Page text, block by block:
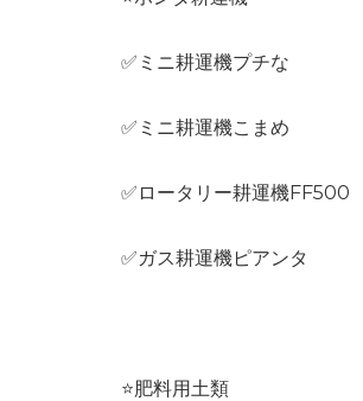
✅ミニ耕運機プチな 軽
✅ミニ耕運機こまめ パ
✅ロータリー耕運機
✅ガス耕運機ピアンタ
⭐️肥料用土類